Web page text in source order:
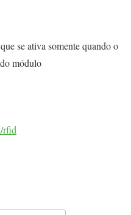
se ativa somente quando o
módulo
rfid